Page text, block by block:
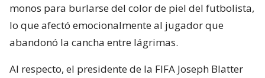
monos para burlarse del color de piel del futbolista,
lo que afectó emocionalmente al jugador que
abandonó la cancha entre lágrimas.
Al respecto, el presidente de la FIFA Joseph Blatter